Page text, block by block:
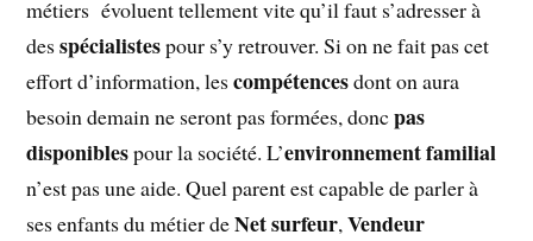
métiers évoluent tellement vite qu’il faut s’adresser à
desspécialistespour s’y retrouver. Si on ne fait pas cet
effort d’information, lescompétencesdont on aura
besoin demain ne seront pas formées, doncpas
disponiblespour la société. L’environnement familial
n’est pas une aide. Quel parent est capable de parler à
ses enfants du métier deNet surfeur,Vendeur